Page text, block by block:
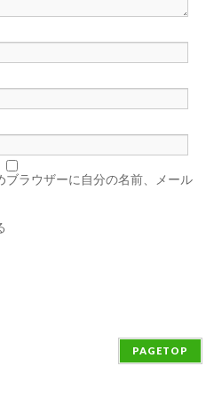
ブラウザーに自分の名前、メール
PAGETOP